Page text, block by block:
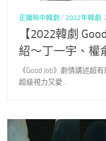
正播映中韓劇 / 2022年韓劇
【2022韓劇
紹～丁一宇、權
《Good Job》劇情講述超
超級視力又愛...